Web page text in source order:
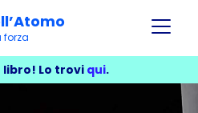
forza
libro! Lo trovi qui.